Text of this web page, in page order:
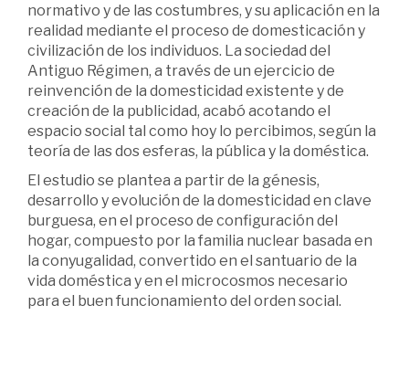
normativo y de las costumbres, y su aplicación en la
realidad mediante el proceso de domesticación y
civilización de los individuos. La sociedad del
Antiguo Régimen, a través de un ejercicio de
reinvención de la domesticidad existente y de
creación de la publicidad, acabó acotando el
espacio social tal como hoy lo percibimos, según la
teoría de las dos esferas, la pública y la doméstica.
El estudio se plantea a partir de la génesis,
desarrollo y evolución de la domesticidad en clave
burguesa, en el proceso de configuración del
hogar, compuesto por la familia nuclear basada en
la conyugalidad, convertido en el santuario de la
vida doméstica y en el microcosmos necesario
para el buen funcionamiento del orden social.